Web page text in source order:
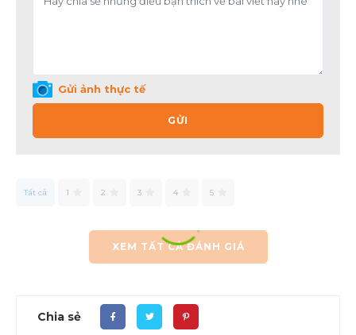
Gửi ảnh thực tế
GỬI
Tất cả 1 2 3 4 5
XEM TẤT CẢ ĐÁNH GIÁ
Chia sẻ